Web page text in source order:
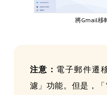
將Gmail移
注意： 電子郵件遷
濾」功能。但是，